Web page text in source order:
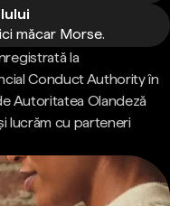
măcar Morse.
la
Conduct Authority în
Autoritatea Olandeză
lucrăm cu parteneri